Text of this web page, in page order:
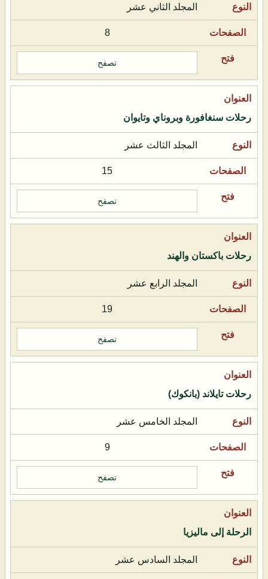
المجلد الثاني عشر
8
تصفح
رحلات سنغافورة وبروناي وتايوان
المجلد الثالث عشر
15
تصفح
رحلات باكستان والهند
المجلد الرابع عشر
19
تصفح
رحلات تايلاند (بانكوك)
المجلد الخامس عشر
9
تصفح
الرحلة إلى ماليزيا
المجلد السادس عشر